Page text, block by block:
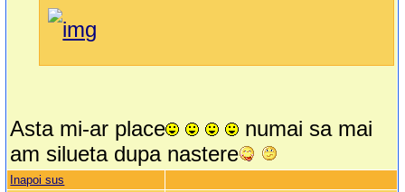
Asta mi-ar place
numai sa mai
am silueta dupa nastere
Inapoi sus